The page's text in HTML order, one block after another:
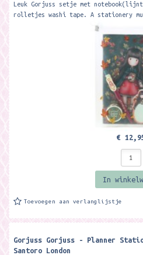
Leuk Gorjuss setje met
rolletjes washi tape. A stationery
€
In
Toevoegen aan verlanglijstje
Gorjuss Gorjuss - Planner
Santoro London